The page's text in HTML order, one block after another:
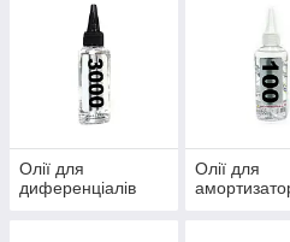
Олії для
диференціалів
Олії для